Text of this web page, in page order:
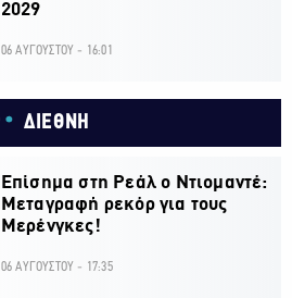
2029
06 ΑΥΓΟΥΣΤΟΥ - 16:01
ΔΙΕΘΝΗ
Επίσημα στη Ρεάλ ο Ντιομαντέ:
Μεταγραφή ρεκόρ για τους
Μερένγκες!
06 ΑΥΓΟΥΣΤΟΥ - 17:35